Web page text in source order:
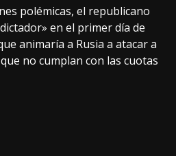
polémicas, el republicano
en el primer día de
animaría a Rusia a atacar a
no cumplan con las cuotas